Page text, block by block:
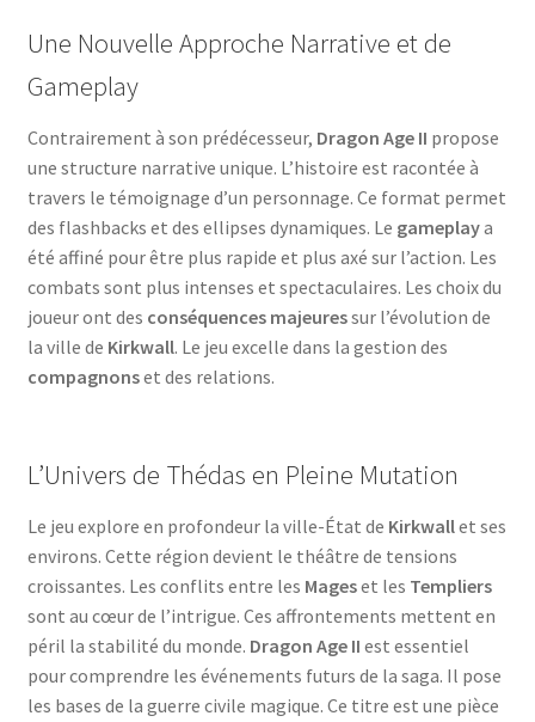
Une Nouvelle Approche Narrative et de
Gameplay
Contrairement à son prédécesseur, Dragon Age II propose
une structure narrative unique. L’histoire est racontée à
travers le témoignage d’un personnage. Ce format permet
des flashbacks et des ellipses dynamiques. Le gameplaya
été affiné pour être plus rapide et plus axé sur l’action. Les
combats sont plus intenses et spectaculaires. Les choix du
joueur ont des conséquences majeuressur l’évolution de
la ville de Kirkwall. Le jeu excelle dans la gestion des
compagnonset des relations.
L’Univers de Thédas en Pleine Mutation
Le jeu explore en profondeur la ville-État de Kirkwallet ses
environs. Cette région devient le théâtre de tensions
croissantes. Les conflits entre les Mageset les Templiers
sont au cœur de l’intrigue. Ces affrontements mettent en
péril la stabilité du monde. Dragon Age II est essentiel
pour comprendre les événements futurs de la saga. Il pose
les bases de la guerre civile magique. Ce titre est une pièce